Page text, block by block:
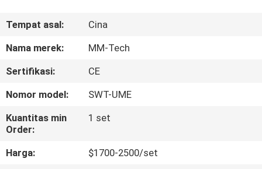
TENTANG
KAMI
TUR
PABRIK
KONTROL
KUALITAS
Tempat asal:
Cina
Nama merek:
MM-Tech
Sertifikasi:
CE
Nomor model:
SWT-UME
Kuantitas min
Order:
1 set
Harga:
$1700-2500/set